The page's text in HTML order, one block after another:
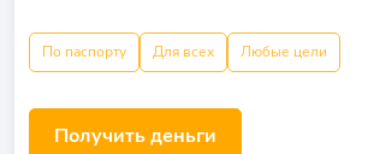
По паспорту Для всех Любые цели
Получить деньги